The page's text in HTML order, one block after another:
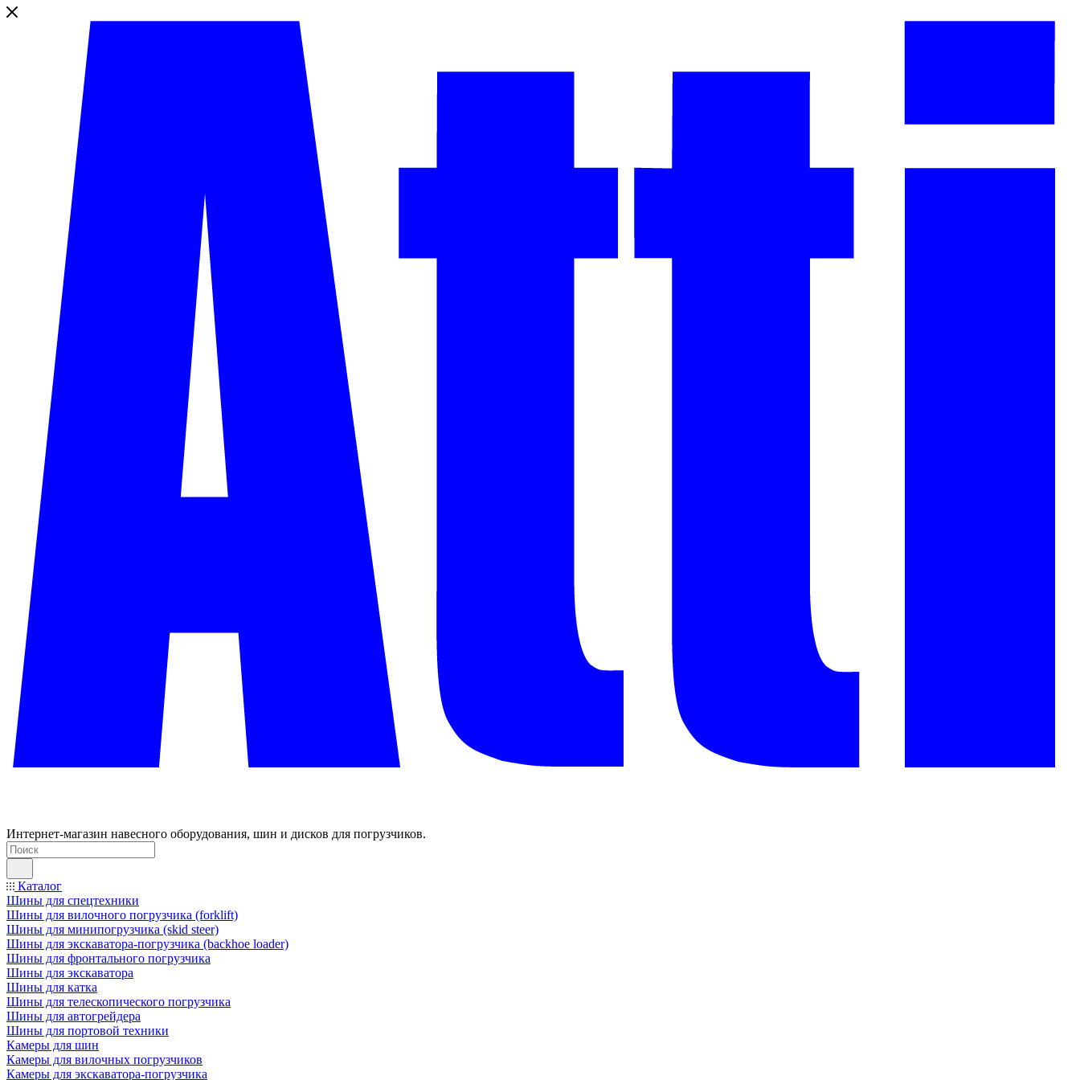
Интернет-магазин навесного оборудования, шин и дисков для погрузчиков.
Каталог
Шины для спецтехники
Шины для вилочного погрузчика (forklift)
Шины для минипогрузчика (skid steer)
Шины для экскаватора-погрузчика (backhoe loader)
Шины для фронтального погрузчика
Шины для экскаватора
Шины для катка
Шины для телескопического погрузчика
Шины для автогрейдера
Шины для портовой техники
Камеры для шин
Камеры для вилочных погрузчиков
Камеры для экскаватора-погрузчика